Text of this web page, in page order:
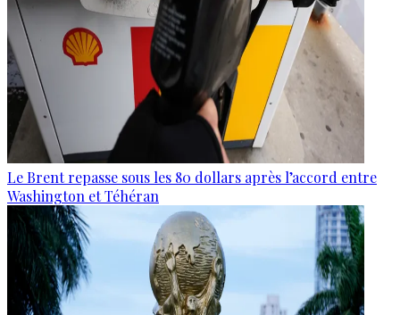
Le Brent repasse sous les 80 dollars après l’accord entre
Washington et Téhéran